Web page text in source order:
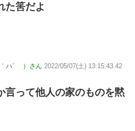
た筈だよ
｀ハ´ ）さん 2022/05/07(土) 13:15:43.42
言って他人の家のものを黙